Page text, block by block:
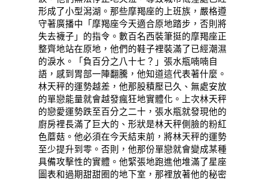
形成了小型潟湖。那些摩羯座的上班族，嚴格遵
守著廣播中「摩羯座今天適合原地踏步，否則將
失去襪子」的指令。數百名西裝筆挺的摩羯座正
整齊地站在原地，他們的鞋子裡裝滿了已經潮濕
的淚水。「負百分之八十七？」張水瓶喃喃自
語，感到胃部一陣翻騰，他知道這代表著什麼。
林天秤的運勢越差，他那股積壓已久、無處安放
的單戀能量就會越發瘋狂地實體化。上次林天秤
的戀愛運勢跌至百分之二十，張水瓶就發現他的
廚房裡長滿了巨大的、形狀是林天秤側臉的粉紅
色蘑菇。他必須在今天結束前，將林天秤的運勢
至少提升到零。否則，他那份單戀就會變成某種
具備攻擊性的實體。他緊張地跑進他堆滿了星座
圖表和過期甜甜圈的地下室，那裡放著他的秘密